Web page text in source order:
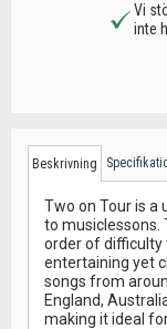
Vi
inte
Beskrivning
Two on Tour is a
to musiclessons.
order of difficulty
entertaining yet
songs from
England,
making it ideal